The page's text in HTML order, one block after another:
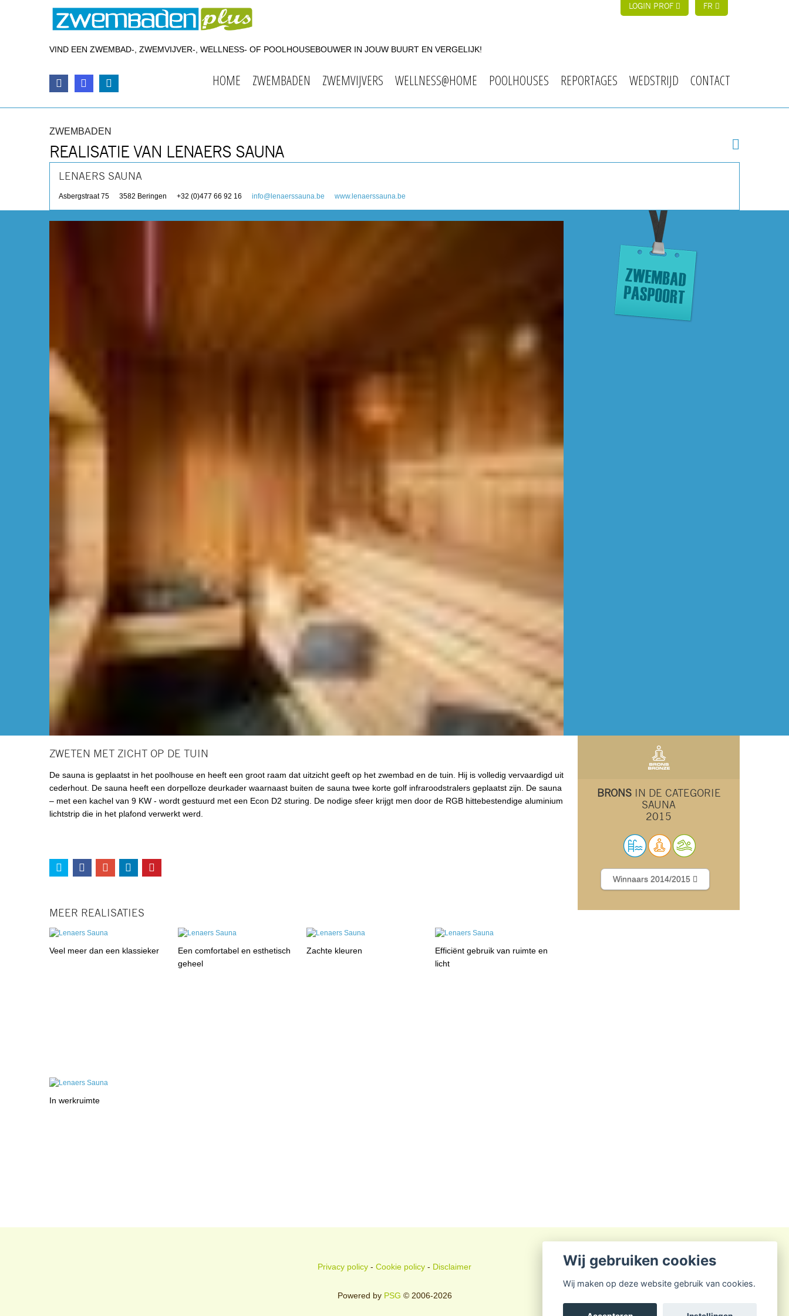
LOGIN PROF FR
VIND EEN ZWEMBAD-, ZWEMVIJVER-, WELLNESS- OF POOLHOUSEBOUWER IN JOUW BUURT EN VERGELIJK!
HOME ZWEMBADEN ZWEMVIJVERS WELLNESS@HOME POOLHOUSES REPORTAGES WEDSTRIJD CONTACT
ZWEMBADEN
REALISATIE VAN LENAERS SAUNA
LENAERS SAUNA
Asbergstraat 75 3582 Beringen +32 (0)477 66 92 16 info@lenaerssauna.be www.lenaerssauna.be
ZWETEN MET ZICHT OP DE TUIN
De sauna is geplaatst in het poolhouse en heeft een groot raam dat uitzicht geeft op het zwembad en de tuin. Hij is volledig vervaardigd uit
cederhout. De sauna heeft een dorpelloze deurkader waarnaast buiten de sauna twee korte golf infraroodstralers geplaatst zijn. De sauna
– met een kachel van 9 KW - wordt gestuurd met een Econ D2 sturing. De nodige sfeer krijgt men door de RGB hittebestendige aluminium
lichtstrip die in het plafond verwerkt werd.
MEER REALISATIES
Veel meer dan een klassieker
Een comfortabel en esthetisch
geheel
Zachte kleuren
Efficiënt gebruik van ruimte en
licht
In werkruimte
BRONSIN DE CATEGORIE
SAUNA
2015
Winnaars 2014/2015
Privacy policy - Cookie policy - Disclaimer
Powered by PSG © 2006-2026
Wij gebruiken cookies
Wij maken op deze website gebruik van cookies.